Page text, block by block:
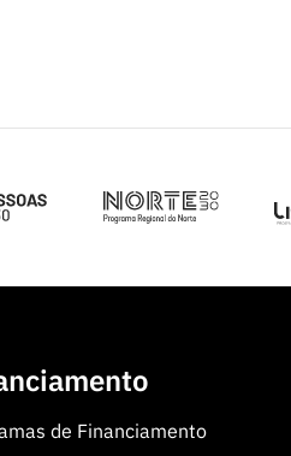
de Financiamento